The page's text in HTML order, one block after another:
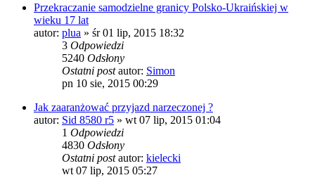
Przekraczanie samodzielne granicy Polsko-Ukraińskiej w
wieku 17 lat
autor: plua » śr 01 lip, 2015 18:32
3 Odpowiedzi
5240 Odsłony
Ostatni postautor: Simon
pn 10 sie, 2015 00:29
Jak zaaranżować przyjazd narzeczonej ?
autor: Sid 8580 r5 » wt 07 lip, 2015 01:04
1 Odpowiedzi
4830 Odsłony
Ostatni postautor: kielecki
wt 07 lip, 2015 05:27